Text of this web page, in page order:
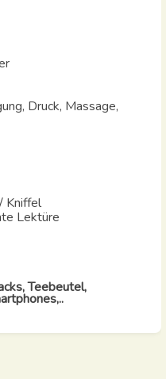
Druck, Massage,
Kniffel
Lektüre
Teebeutel,